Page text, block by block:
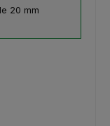
20 mm